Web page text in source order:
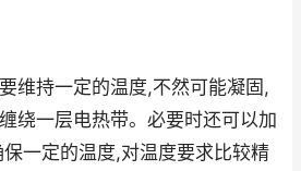
维持一定的温度,不然可能凝固,
绕一层电热带。必要时还可以加
一定的温度,对温度要求比较精